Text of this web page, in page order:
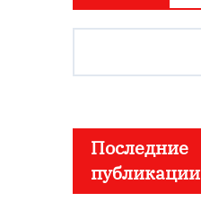
Последние
публикации